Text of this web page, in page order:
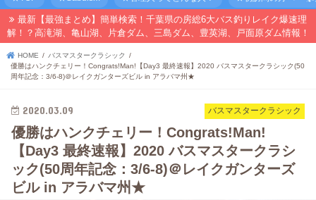
最新【最強まとめ】簡単検索！千葉県の房総6大バス釣りレイク爆速理
解！？高滝湖、亀山湖、片倉ダム、三島ダム、豊英湖、戸面原ダム情報！
HOME
バスマスタークラシック
優勝はハンクチェリー！Congrats!Man!【Day3 最終速報】2020 バスマスタークラシック(50
周年記念：3/6-8)＠レイクガンターズビル in アラバマ州★
バスマスタークラシック
2020.03.09
優勝はハンクチェリー！Congrats!Man!
【Day3 最終速報】2020 バスマスタークラシ
ック(50周年記念：3/6-8)＠レイクガンターズ
ビル in アラバマ州★